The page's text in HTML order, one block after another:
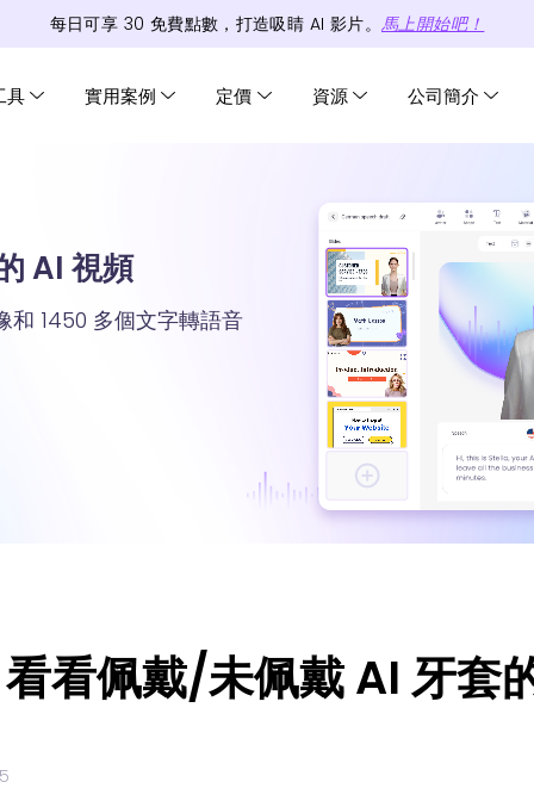
每日可享 30 免費點數 ，打造吸睛 AI 影片。馬上開始吧！
具 實用案例 定價 資源 公司簡介
AI 視頻
和 1450 多個文字轉語音
看佩戴/未佩戴 AI 牙套